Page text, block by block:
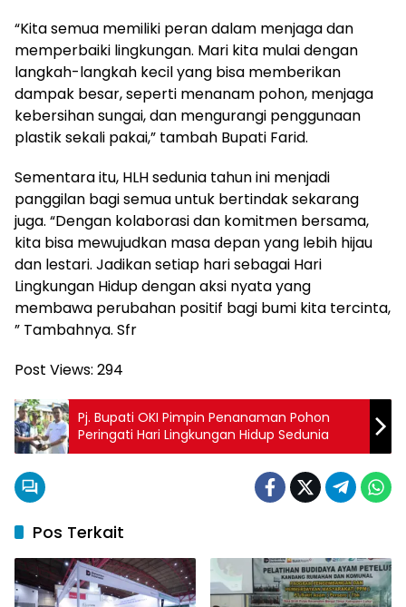
“Kita semua memiliki peran dalam menjaga dan
memperbaiki lingkungan. Mari kita mulai dengan
langkah-langkah kecil yang bisa memberikan
dampak besar, seperti menanam pohon, menjaga
kebersihan sungai, dan mengurangi penggunaan
plastik sekali pakai,” tambah Bupati Farid.
Sementara itu, HLH sedunia tahun ini menjadi
panggilan bagi semua untuk bertindak sekarang
juga. “Dengan kolaborasi dan komitmen bersama,
kita bisa mewujudkan masa depan yang lebih hijau
dan lestari. Jadikan setiap hari sebagai Hari
Lingkungan Hidup dengan aksi nyata yang
membawa perubahan positif bagi bumi kita tercinta,
” Tambahnya. Sfr
Post Views: 294
Pj. Bupati OKI Pimpin Penanaman Pohon
Peringati Hari Lingkungan Hidup Sedunia
Pos Terkait